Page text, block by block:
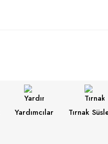
Yardımcılar Tırnak